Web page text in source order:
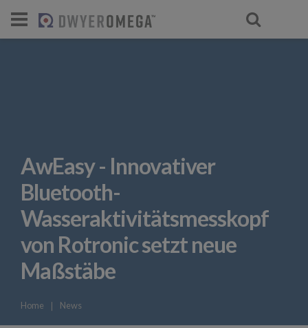
AwEasy - Innovativer
Bluetooth-
Wasseraktivitätsmesskopf
von Rotronic setzt neue
Maßstäbe
Home ❘ News